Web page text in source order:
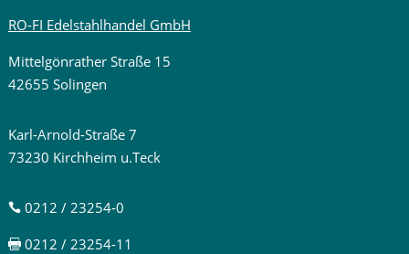
RO-FI Edelstahlhandel GmbH
Mittelgönrather Straße 15
42655 Solingen
Karl-Arnold-Straße 7
73230 Kirchheim u.Teck
0212 / 23254-0
0212 / 23254-11